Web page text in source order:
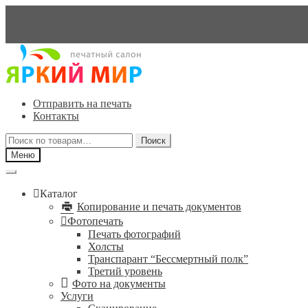
Перейти
навигации
Перейти
содержимому
Отправить на печать
Контакты
Искать:
Поиск
Меню
Каталог
Копирование и печать документов
Фотопечать
Печать фотографий
Холсты
Транспарант “Бессмертный полк”
Третий уровень
Фото на документы
Услуги